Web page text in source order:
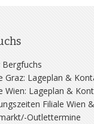
Bergfuchs
Graz: Lageplan &
Wien: Lageplan &
Filiale Wien
Outlettermine